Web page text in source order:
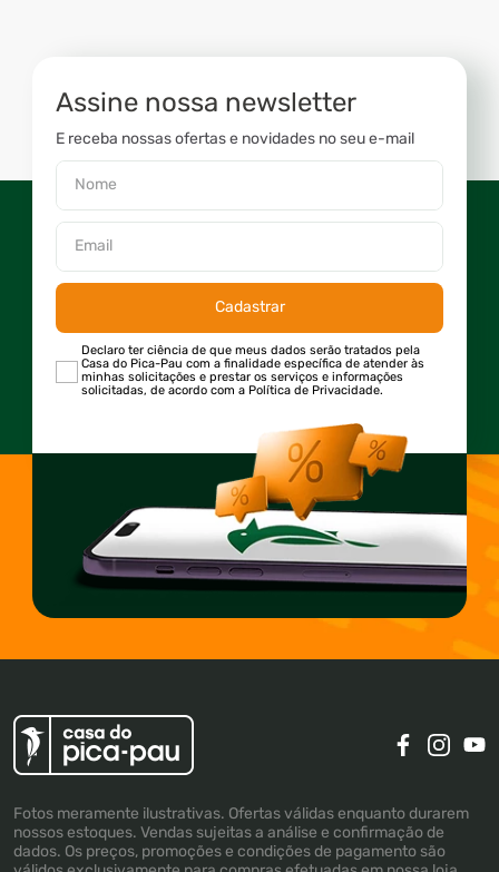
Assine nossa newsletter
E receba nossas ofertas e novidades no seu e-mail
Cadastrar
Declaro ter ciência de que meus dados serão tratados pela
Casa do Pica-Pau com a finalidade específica de atender às
minhas solicitações e prestar os serviços e informações
solicitadas, de acordo com a Política de Privacidade.
Fotos meramente ilustrativas. Ofertas válidas enquanto durarem
nossos estoques. Vendas sujeitas a análise e confirmação de
dados. Os preços, promoções e condições de pagamento são